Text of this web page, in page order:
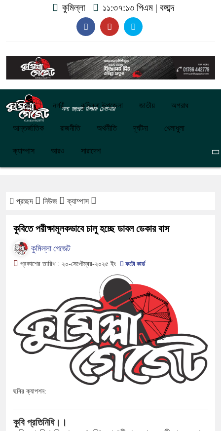
কুমিল্লা ১১:৩৭:১৪ পিএম| বঙ্গাব্দ
প্রচ্ছদ নগরী কুমিল্লা উপজেলা জাতীয় অপরাধ
আন্তর্জাতিক রাজনীতি অর্থনীতি দূর্ঘটনা খেলাধুলা
ক্যাম্পাস আরও সারাদেশ
প্রচ্ছদ নিউজ ক্যাম্পাস
কুবিতে পরীক্ষামূলকভাবে চালু হচ্ছে ডাবল ডেকার বাস
কুমিল্লা গেজেট
প্রকাশের তারিখ : ২০-সেপ্টেম্বর-২০২৫ ইং ফটো কার্ড
ছবির ক্যাপশন:
কুবি প্রতিনিধি।।